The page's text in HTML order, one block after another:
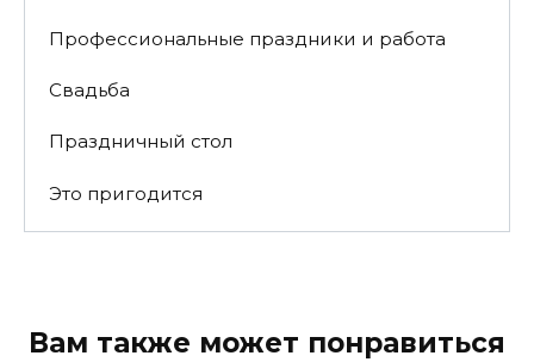
Профессиональные праздники и работа
Свадьба
Праздничный стол
Это пригодится
Вам также может понравиться